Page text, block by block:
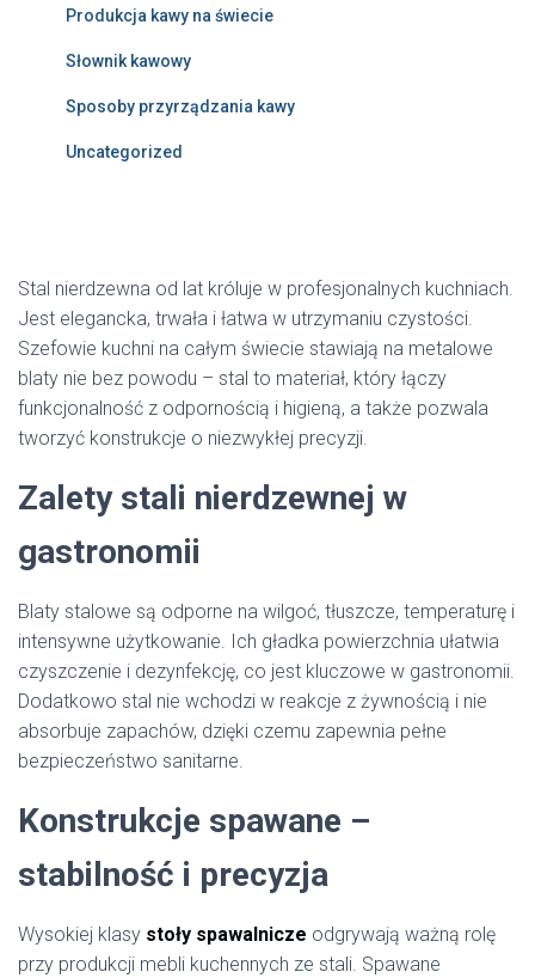
Produkcja kawy na świecie
Słownik kawowy
Sposoby przyrządzania kawy
Uncategorized
Stal nierdzewna od lat króluje w profesjonalnych kuchniach.
Jest elegancka, trwała i łatwa w utrzymaniu czystości.
Szefowie kuchni na całym świecie stawiają na metalowe
blaty nie bez powodu – stal to materiał, który łączy
funkcjonalność z odpornością i higieną, a także pozwala
tworzyć konstrukcje o niezwykłej precyzji.
Zalety stali nierdzewnej w
gastronomii
Blaty stalowe są odporne na wilgoć, tłuszcze, temperaturę i
intensywne użytkowanie. Ich gładka powierzchnia ułatwia
czyszczenie i dezynfekcję, co jest kluczowe w gastronomii.
Dodatkowo stal nie wchodzi w reakcje z żywnością i nie
absorbuje zapachów, dzięki czemu zapewnia pełne
bezpieczeństwo sanitarne.
Konstrukcje spawane –
stabilność i precyzja
Wysokiej klasy stoły spawalnicze odgrywają ważną rolę
przy produkcji mebli kuchennych ze stali. Spawane